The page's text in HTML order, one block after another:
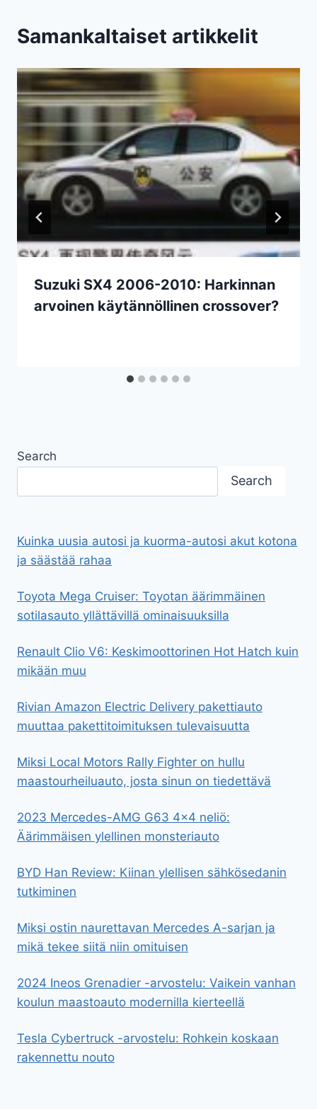
Samankaltaiset artikkelit
Suzuki SX4 2006-2010: Harkinnan
arvoinen käytännöllinen crossover?
Search
Search
Kuinka uusia autosi ja kuorma-autosi akut kotona
ja säästää rahaa
Toyota Mega Cruiser: Toyotan äärimmäinen
sotilasauto yllättävillä ominaisuuksilla
Renault Clio V6: Keskimoottorinen Hot Hatch kuin
mikään muu
Rivian Amazon Electric Delivery pakettiauto
muuttaa pakettitoimituksen tulevaisuutta
Miksi Local Motors Rally Fighter on hullu
maastourheiluauto, josta sinun on tiedettävä
2023 Mercedes-AMG G63 4×4 neliö:
Äärimmäisen ylellinen monsteriauto
BYD Han Review: Kiinan ylellisen sähkösedanin
tutkiminen
Miksi ostin naurettavan Mercedes A-sarjan ja
mikä tekee siitä niin omituisen
2024 Ineos Grenadier -arvostelu: Vaikein vanhan
koulun maastoauto modernilla kierteellä
Tesla Cybertruck -arvostelu: Rohkein koskaan
rakennettu nouto